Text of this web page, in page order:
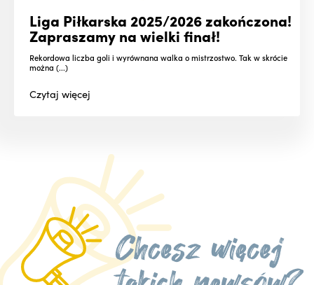
Liga Piłkarska 2025/2026 zakończona!
Zapraszamy na wielki finał!
Rekordowa liczba goli i wyrównana walka o mistrzostwo. Tak w skrócie
można (...)
Czytajwięcej